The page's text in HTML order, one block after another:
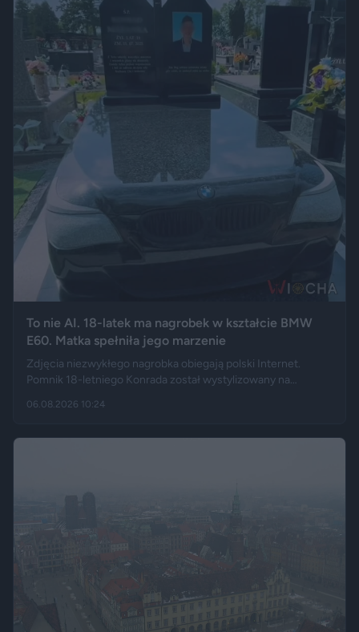
To nie AI. 18-latek ma nagrobek w kształcie BMW
E60. Matka spełniła jego marzenie
Zdjęcia niezwykłego nagrobka obiegają polski Internet.
Pomnik 18-letniego Konrada został wystylizowany na
logo marki, a nawet elementy przypominające układ
06.08.2026 10:24